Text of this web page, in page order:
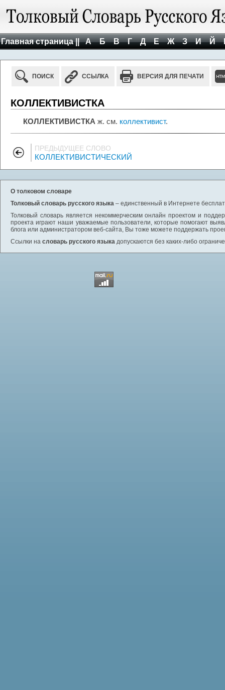
Главная страница || А Б В Г Д Е Ж З И Й
ПОИСК ССЫЛКА ВЕРСИЯ ДЛЯ ПЕЧАТИ
КОЛЛЕКТИВИСТКА
КОЛЛЕКТИВИСТКА ж. см. коллективист.
ПРЕДЫДУЩЕЕ СЛОВО
КОЛЛЕКТИВИСТИЧЕСКИЙ
О толковом словаре
Толковый словарь русского языка – единственный в Интернете
Толковый словарь является некоммерческим онлайн проектом и
проекта играют наши уважаемые пользователи, которые помогают
блога или администратором веб-сайта, Вы тоже можете поддержать
Ссылки на словарь русского языка допускаются без каких-либо